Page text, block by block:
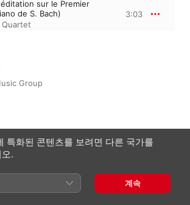
sur le Premier
de S. Bach)
Quartet
3:03
Group
The Classical Ensemble, Vol. 5
다양한 아티스트
특화된 콘텐츠를 보려면 다른 국가를
.
계속